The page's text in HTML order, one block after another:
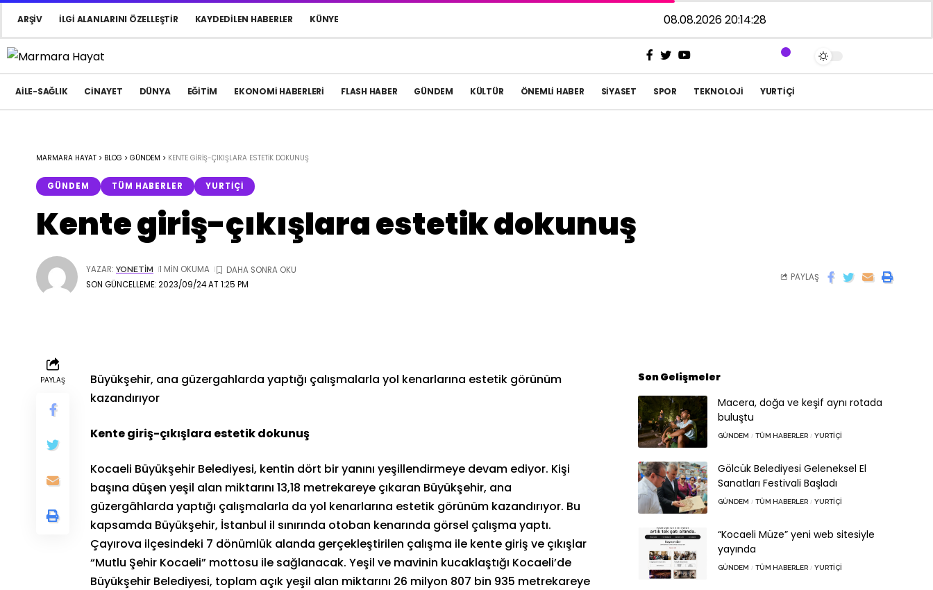
ARŞIV İLGI ALANLARINI ÖZELLEŞTIR KAYDEDILEN HABERLER KÜNYE 08.08.2026 20:14:28
AILE-SAĞLIK CINAYET DÜNYA EĞITIM EKONOMI HABERLERI FLASH HABER GÜNDEM KÜLTÜR ÖNEMLI HABER SIYASET SPOR TEKNOLOJI YURTIÇI
MARMARA HAYAT > BLOG > GÜNDEM > KENTE GIRIŞ-ÇIKIŞLARA ESTETIK DOKUNUŞ
GÜNDEM TÜM HABERLER YURTIÇI
Kente giriş-çıkışlara estetik dokunuş
SON GÜNCELLEME: 2023/09/24 AT 1:25 PM
YAZAR: YONETIM 1 MIN OKUMA
PAYLAŞ
PAYLAŞ
Büyükşehir, ana güzergahlarda yaptığı çalışmalarla yol kenarlarına estetik görünüm
kazandırıyor
Kente giriş-çıkışlara estetik dokunuş
Kocaeli Büyükşehir Belediyesi, kentin dört bir yanını yeşillendirmeye devam ediyor. Kişi
başına düşen yeşil alan miktarını 13,18 metrekareye çıkaran Büyükşehir, ana
güzergâhlarda yaptığı çalışmalarla da yol kenarlarına estetik görünüm kazandırıyor. Bu
kapsamda Büyükşehir, İstanbul il sınırında otoban kenarında görsel çalışma yaptı.
Çayırova ilçesindeki 7 dönümlük alanda gerçekleştirilen çalışma ile kente giriş ve çıkışlar
“Mutlu Şehir Kocaeli” mottosu ile sağlanacak. Yeşil ve mavinin kucaklaştığı Kocaeli’de
Büyükşehir Belediyesi, toplam açık yeşil alan miktarını 26 milyon 807 bin 935 metrekareye
Son Gelişmeler
Macera, doğa ve keşif aynı rotada
buluştu
GÜNDEM TÜM HABERLER YURTIÇI
Gölcük Belediyesi Geleneksel El
Sanatları Festivali Başladı
GÜNDEM TÜM HABERLER YURTIÇI
“Kocaeli Müze” yeni web sitesiyle
yayında
GÜNDEM TÜM HABERLER YURTIÇI